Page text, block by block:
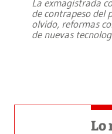
La exmagistrada
de contrapeso del
olvido, reformas
de nuevas
Lo